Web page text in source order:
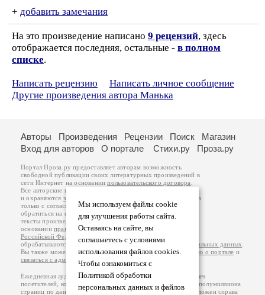
+ добавить замечания
На это произведение написано 9 рецензий, здесь
отображается последняя, остальные - в полном
списке.
Написать рецензию
Написать личное сообщение
Другие произведения автора Манька
Мы используем файлы cookie
для улучшения работы сайта.
Оставаясь на сайте, вы
соглашаетесь с условиями
использования файлов cookies.
Чтобы ознакомиться с
Политикой обработки
персональных данных и файлов
Авторы Произведения Рецензии Поиск
Магазин
Вход для авторов
О портале Стихи.ру Проза.ру
Портал Проза.ру предоставляет авторам возможность
свободной публикации своих литературных произведений в
сети Интернет на основаниипользовательского договора
Все авторские права на произведения принадлежат авторам
и охраняются законом
. Перепечатка произведений возможна
только с согласия его автора, к которому вы можете
обратиться на его авторской странице. Ответственность за
тексты произведений авторы несут самостоятельно на
основанииправил публикацииизаконодательства
Российской Федерации
обрабатываются на основанииПолитики обработки персональных данных
Вы также можете посмотреть более подробнуюинформацию о портале и
связаться с администрацией
Ежедневная аудитория портала Проза.ру – порядка 100 тысяч
посетителей, которые в общей сумме просматривают более полумиллиона
страниц по данным счетчика посещаемости, который расположен справа